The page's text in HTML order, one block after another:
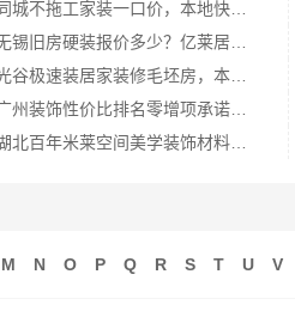
M N O P Q R S T U V